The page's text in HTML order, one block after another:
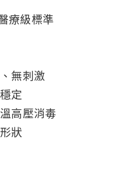
療級標準
無刺激
定
高壓消毒
狀